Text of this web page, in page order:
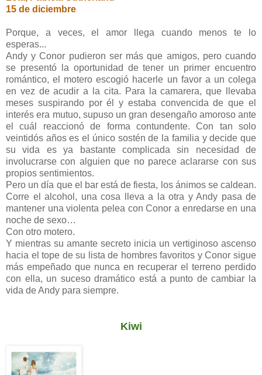
15 de diciembre
Porque, a veces, el amor llega cuando menos te lo
esperas...
Andy y Conor pudieron ser más que amigos, pero cuando
se presentó la oportunidad de tener un primer encuentro
romántico, el motero escogió hacerle un favor a un colega
en vez de acudir a la cita. Para la camarera, que llevaba
meses suspirando por él y estaba convencida de que el
interés era mutuo, supuso un gran desengaño amoroso ante
el cuál reaccionó de forma contundente. Con tan solo
veintidós años es el único sostén de la familia y decide que
su vida es ya bastante complicada sin necesidad de
involucrarse con alguien que no parece aclararse con sus
propios sentimientos.
Pero un día que el bar está de fiesta, los ánimos se caldean.
Corre el alcohol, una cosa lleva a la otra y Andy pasa de
mantener una violenta pelea con Conor a enredarse en una
noche de sexo…
Con otro motero.
Y mientras su amante secreto inicia un vertiginoso ascenso
hacia el tope de su lista de hombres favoritos y Conor sigue
más empeñado que nunca en recuperar el terreno perdido
con ella, un suceso dramático está a punto de cambiar la
vida de Andy para siempre.
Kiwi